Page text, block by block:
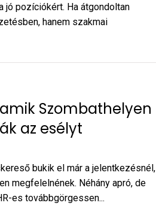
jó pozíciókért. Ha átgondoltan
hanem szakmai
Szombathelyen
az esélyt
bukik el már a jelentkezésnél,
megfelelnének. Néhány apró, de
es továbbgörgessen...